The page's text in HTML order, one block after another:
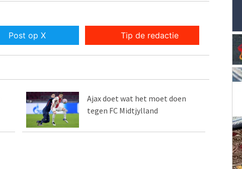
Post op X Tip de redactie
Ajax doet wat het moet doen
tegen FC Midtjylland